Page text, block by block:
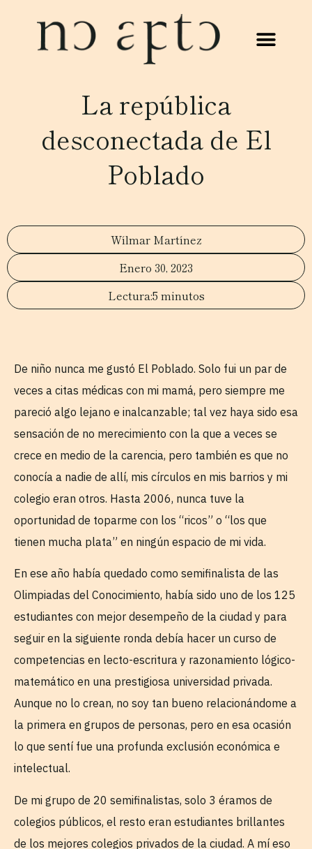
La república
desconectada de El
Poblado
Wílmar Martínez
Enero 30, 2023
5 minutos
De niño nunca me gustó El Poblado. Solo fui un par de
veces a citas médicas con mi mamá, pero siempre me
pareció algo lejano e inalcanzable; tal vez haya sido esa
sensación de no merecimiento con la que a veces se
crece en medio de la carencia, pero también es que no
conocía a nadie de allí, mis círculos en mis barrios y mi
colegio eran otros. Hasta 2006, nunca tuve la
oportunidad de toparme con los “ricos” o “los que
tienen mucha plata” en ningún espacio de mi vida.
En ese año había quedado como semifinalista de las
Olimpiadas del Conocimiento, había sido uno de los 125
estudiantes con mejor desempeño de la ciudad y para
seguir en la siguiente ronda debía hacer un curso de
competencias en lecto-escritura y razonamiento lógico-
matemático en una prestigiosa universidad privada.
Aunque no lo crean, no soy tan bueno relacionándome a
la primera en grupos de personas, pero en esa ocasión
lo que sentí fue una profunda exclusión económica e
intelectual.
De mi grupo de 20 semifinalistas, solo 3 éramos de
colegios públicos, el resto eran estudiantes brillantes
de los mejores colegios privados de la ciudad. A mí eso